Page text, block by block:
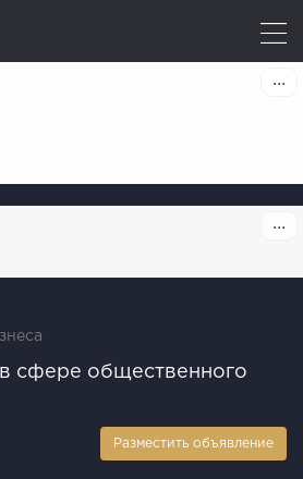
в сфере общественного
Разместить объявление